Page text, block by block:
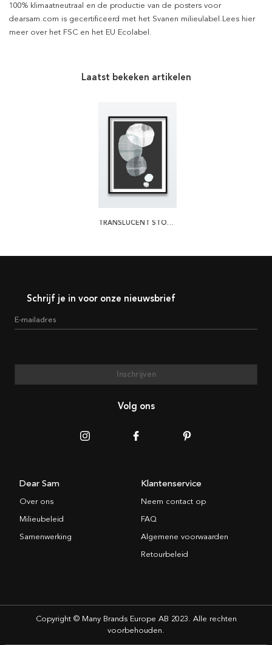
100% klimaatneutraal en de productie van de posters voor
dearsam.com is gecertificeerd met het Svanen milieulabel.Lees hier
meer over het FSC en het EU Ecolabel.
Laatst bekeken artikelen
TRANSLUCENT STONES POSTER
Schrijf je in voor onze nieuwsbrief
E-mailadres
Inschrijven
Volg ons
Dear Sam
Over ons
Milieubeleid
Samenwerking
Klantenservice
Neem contact op
FAQ
Algemene voorwaarden
Retourbeleid
Copyright © Many Brands Europe AB 2023. Alle rechten
voorbehouden.